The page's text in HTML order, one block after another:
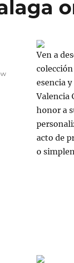
Ven a
esencia
Valencia
honor a
acto de
o